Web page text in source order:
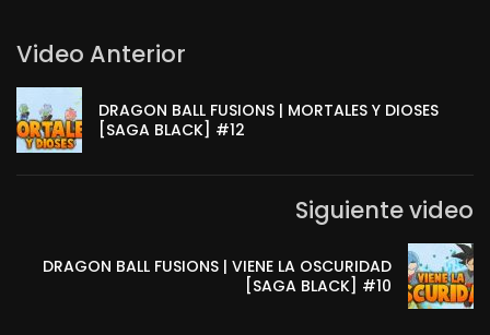
Video Anterior
DRAGON BALL FUSIONS | MORTALES Y DIOSES
[SAGA BLACK] #12
Siguiente video
DRAGON BALL FUSIONS | VIENE LA OSCURIDAD
[SAGA BLACK] #10